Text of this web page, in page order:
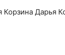
Корзина Дарья